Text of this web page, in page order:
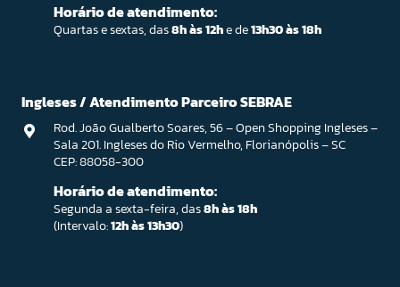
Horário de atendimento:
Quartas e sextas, das8h às 12he de13h30 às 18h
Ingleses / Atendimento Parceiro SEBRAE
Rod. João Gualberto Soares, 56 – Open Shopping Ingleses –
Sala 201. Ingleses do Rio Vermelho, Florianópolis – SC
CEP: 88058-300
Horário de atendimento:
Segunda a sexta-feira, das8h às 18h
(Intervalo:12h às 13h30)